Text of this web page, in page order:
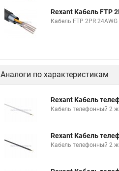
Rexant Кабель FTP
Кабель FTP 2PR
Аналоги по характеристикам
Rexant Кабель
Кабель телефонный 2
Rexant Кабель
Кабель телефонный 2